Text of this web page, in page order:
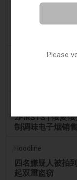
Ohio 评估执行
The National
2FIRSTS | 俄亥
制调味电子烟销售
Hoodline
四名嫌疑人被拍
起双重盗窃
Please